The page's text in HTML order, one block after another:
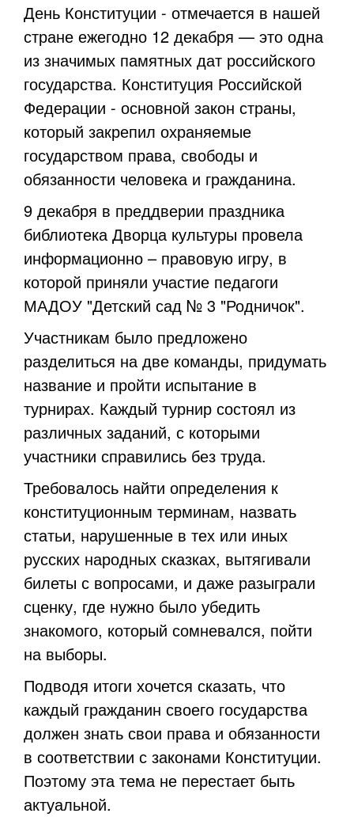
День Конституции - отмечается в нашей
стране ежегодно 12 декабря — это одна
из значимых памятных дат российского
государства. Конституция Российской
Федерации - основной закон страны,
который закрепил охраняемые
государством права, свободы и
обязанности человека и гражданина.
9 декабря в преддверии праздника
библиотека Дворца культуры провела
информационно – правовую игру, в
которой приняли участие педагоги
МАДОУ "Детский сад № 3 "Родничок".
Участникам было предложено
разделиться на две команды, придумать
название и пройти испытание в
турнирах. Каждый турнир состоял из
различных заданий, с которыми
участники справились без труда.
Требовалось найти определения к
конституционным терминам, назвать
статьи, нарушенные в тех или иных
русских народных сказках, вытягивали
билеты с вопросами, и даже разыграли
сценку, где нужно было убедить
знакомого, который сомневался, пойти
на выборы.
Подводя итоги хочется сказать, что
каждый гражданин своего государства
должен знать свои права и обязанности
в соответствии с законами Конституции.
Поэтому эта тема не перестает быть
актуальной.